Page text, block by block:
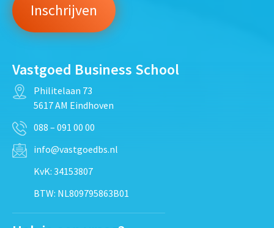
Vastgoed Business School
Philitelaan 73
5617 AM Eindhoven
088 – 091 00 00
info@vastgoedbs.nl
KvK: 34153807
BTW: NL809795863B01